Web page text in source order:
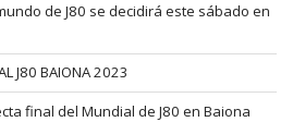
de J80 se decidirá este sábado en
J80 BAIONA 2023
final del Mundial de J80 en Baiona